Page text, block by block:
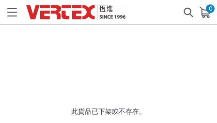
0
已加入購物車 查看
此貨品已下架或不存在。